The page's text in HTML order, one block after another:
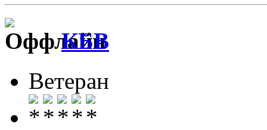
КБВ
Ветеран